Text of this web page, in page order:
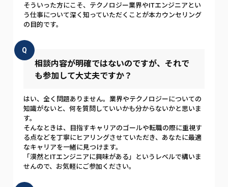
そういった方にこそ、テクノロジー業界やITエンジニアとい
う仕事について深く知っていただくことが本カウンセリング
の目的です。
Q
相談内容が明確ではないのですが、それで
も参加して大丈夫ですか？
はい、全く問題ありません。業界やテクノロジーについての
知識がないと、何を質問していいかも分からないかと思いま
す。
そんなときは、目指すキャリアのゴールや転職の際に重視す
る点などを丁寧にヒアリングさせていただき、あなたに最適
なキャリアを一緒に見つけます。
「漠然とITエンジニアに興味がある」というレベルで構いま
せんので、お気軽にご参加ください。